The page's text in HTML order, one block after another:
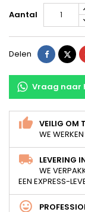
Aantal
Delen Delen
Vraag naar
VEILIG OM
WE
LEVERING
WE
EEN EXPRESS-